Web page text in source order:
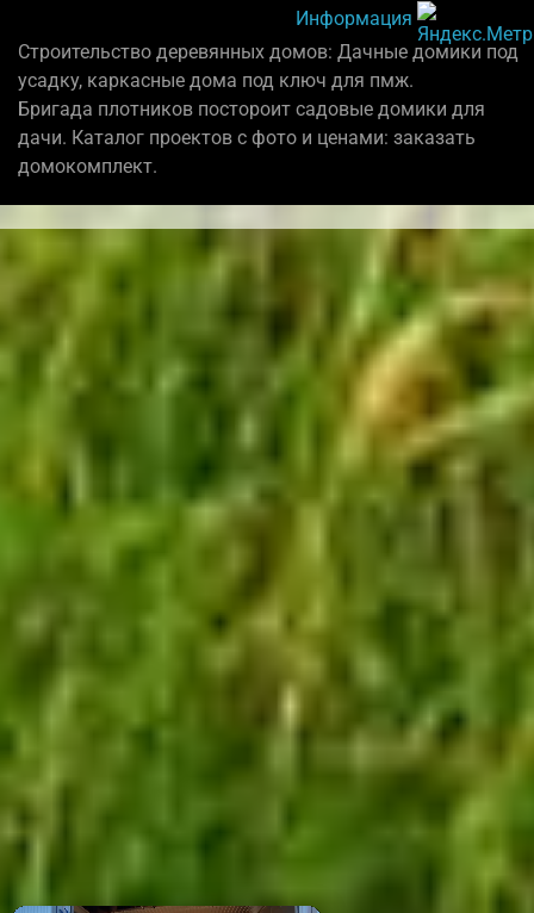
Информация
Строительство деревянных домов: Дачные домики под
усадку, каркасные дома под ключ для пмж.
Бригада плотников постороит садовые домики для
дачи. Каталог проектов с фото и ценами: заказать
домокомплект.